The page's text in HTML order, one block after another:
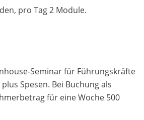
pro Tag 2 Module.
Seminar für Führungskräfte
Spesen. Bei Buchung als
für eine Woche 500